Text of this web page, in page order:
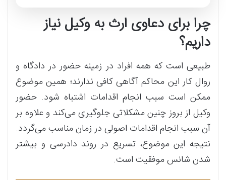
چرا برای دعاوی ارث به وکیل نیاز
داریم؟
طبیعی است که همه افراد در زمینه حضور در دادگاه و
روال کار این محاکم آگاهی کافی ندارند؛ همین موضوع
ممکن است سبب انجام اقدامات اشتباه شود. حضور
وکیل از بروز چنین مشکلاتی جلوگیری می‌کند و علاوه بر
آن سبب انجام اقدامات اصولی در زمان مناسب می‌گردد.
نتیجه این موضوع، تسریع در روند دادرسی و بیشتر
شدن شانس موفقیت است.